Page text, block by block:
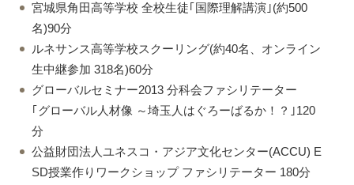
宮城県角田高等学校 全校生徒｢国際理解講演｣(約500
名)90分
ルネサンス高等学校スクーリング(約40名、オンライン
生中継参加 318名)60分
グローバルセミナー2013 分科会ファシリテーター
｢グローバル人材像 ～埼玉人はぐろーばるか！？｣120
分
公益財団法人ユネスコ・アジア文化センター(ACCU) E
SD授業作りワークショップ ファシリテーター 180分